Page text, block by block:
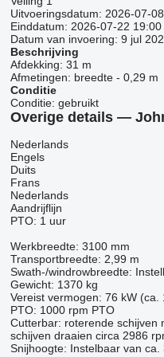
Uitvoeringsdatum: 2026-07-
Einddatum: 2026-07-22 19:00
Datum van invoering: 9 jul
Beschrijving
Afdekking: 31 m
Afmetingen: breedte - 0,29 m
Conditie
Conditie: gebruikt
Overige details —
Nederlands
Engels
Duits
Frans
Nederlands
Aandrijflijn
PTO: 1 uur
Werkbreedte: 3100 mm
Transportbreedte: 2,99 m
Swath-/windrowbreedte:
Gewicht: 1370 kg
Vereist vermogen: 76 kW (ca.
PTO: 1000 rpm PTO
Cutterbar: roterende schijven
schijven draaien circa 2986
Snijhoogte: Instelbaar van ca.